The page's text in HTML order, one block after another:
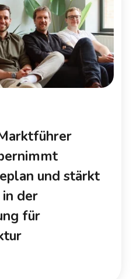
und stärkt
der
für